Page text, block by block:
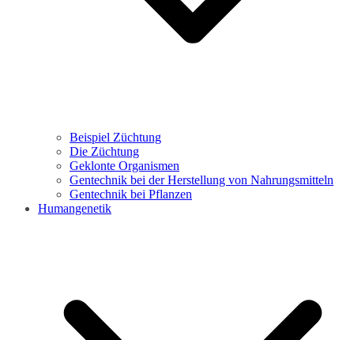
Beispiel Züchtung
Die Züchtung
Geklonte Organismen
Gentechnik bei der Herstellung von Nahrungsmitteln
Gentechnik bei Pflanzen
Humangenetik